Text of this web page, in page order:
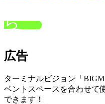
ら
広告
ターミナルビジョン「
ベントスペースを合わせて
できます！